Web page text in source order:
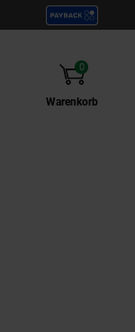
Warenkorb
0
Artikel